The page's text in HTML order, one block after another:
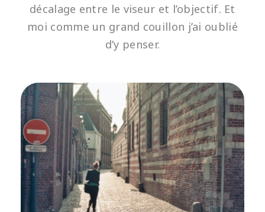
décalage entre le viseur et l’objectif. Et
moi comme un grand couillon j’ai oublié
d’y penser.